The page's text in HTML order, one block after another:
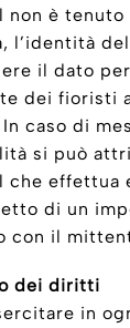
non è
l’identità
il dato
dei fioristi
caso di
si può
che effettua
di un
con il
dei diritti
in